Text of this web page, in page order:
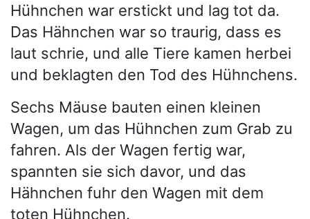
Hühnchen war erstickt und lag tot da.
Das Hähnchen war so traurig, dass es
laut schrie, und alle Tiere kamen herbei
und beklagten den Tod des Hühnchens.
Sechs Mäuse bauten einen kleinen
Wagen, um das Hühnchen zum Grab zu
fahren. Als der Wagen fertig war,
spannten sie sich davor, und das
Hähnchen fuhr den Wagen mit dem
toten Hühnchen.